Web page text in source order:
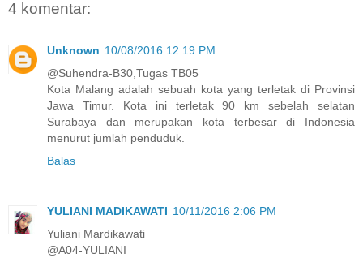
4 komentar:
Unknown 10/08/2016 12:19 PM
@Suhendra-B30,Tugas TB05
Kota Malang adalah sebuah kota yang terletak di Provinsi
Jawa Timur. Kota ini terletak 90 km sebelah selatan
Surabaya dan merupakan kota terbesar di Indonesia
menurut jumlah penduduk.
Balas
YULIANI MADIKAWATI 10/11/2016 2:06 PM
Yuliani Mardikawati
@A04-YULIANI